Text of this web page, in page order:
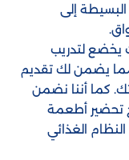
إلى
يخضع لتدريب
يضمن لك تقديم
كما أننا نضمن
تحضير أطعمة
الغذائي